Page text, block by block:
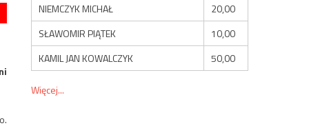
NIEMCZYK MICHAŁ
20,00
SŁAWOMIR PIĄTEK
10,00
KAMIL JAN KOWALCZYK
50,00
Więcej...